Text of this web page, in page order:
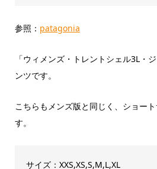
参照： patagonia
「ウィメンズ・トレントシェル3L・
ンツです。
こちらもメンズ版と同じく、ショー
す。
サイズ：XXS,XS,S,M,L,XL